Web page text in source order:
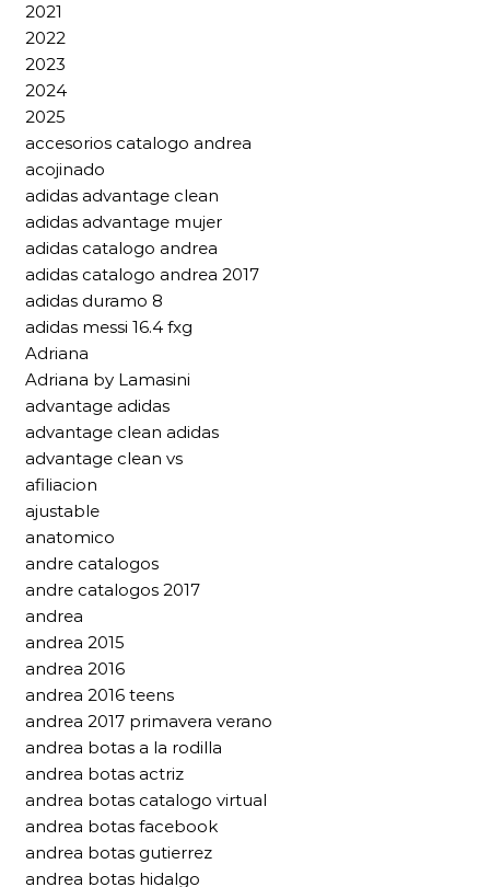
2021
2022
2023
2024
2025
accesorios catalogo andrea
acojinado
adidas advantage clean
adidas advantage mujer
adidas catalogo andrea
adidas catalogo andrea 2017
adidas duramo 8
adidas messi 16.4 fxg
Adriana
Adriana by Lamasini
advantage adidas
advantage clean adidas
advantage clean vs
afiliacion
ajustable
anatomico
andre catalogos
andre catalogos 2017
andrea
andrea 2015
andrea 2016
andrea 2016 teens
andrea 2017 primavera verano
andrea botas a la rodilla
andrea botas actriz
andrea botas catalogo virtual
andrea botas facebook
andrea botas gutierrez
andrea botas hidalgo